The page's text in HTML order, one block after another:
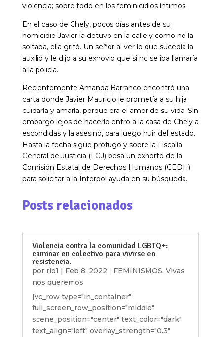
violencia; sobre todo en los feminicidios íntimos.
En el caso de Chely, pocos días antes de su
homicidio Javier la detuvo en la calle y como no la
soltaba, ella gritó. Un señor al ver lo que sucedía la
auxilió y le dijo a su exnovio que si no se iba llamaría
a la policía.
Recientemente Amanda Barranco encontró una
carta donde Javier Mauricio le prometía a su hija
cuidarla y amarla, porque era el amor de su vida. Sin
embargo lejos de hacerlo entró a la casa de Chely a
escondidas y la asesinó, para luego huir del estado.
Hasta la fecha sigue prófugo y sobre la Fiscalía
General de Justicia (FGJ) pesa un exhorto de la
Comisión Estatal de Derechos Humanos (CEDH)
para solicitar a la Interpol ayuda en su búsqueda.
Posts relacionados
Violencia contra la comunidad LGBTQ+:
caminar en colectivo para vivirse en
resistencia.
por rio1 Feb 8, 2022 FEMINISMOS, Vivas
nos queremos
[vc_row type="in_container"
full_screen_row_position="middle"
scene_position="center" text_color="dark"
text_align="left" overlay_strength="0.3"